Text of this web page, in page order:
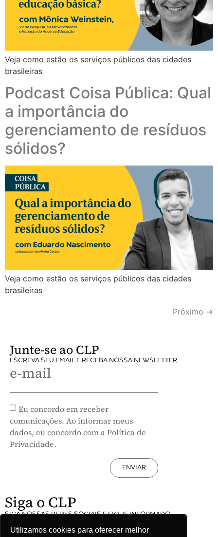
Utilizamos cookies para oferecer melhor
Veja como estão os serviços públicos das cidades
brasileiras
Podcast Coisa Pública: Qual
a importância do
gerenciamento de resíduos
sólidos?
Veja como estão os serviços públicos das cidades
brasileiras
Próximo →
Junte-se ao CLP
ESCREVA SEU EMAIL E RECEBA NOSSA NEWSLETTER
e-mail
Eu concordo em receber
comunicações. Ao informar meus
dados, eu concordo com a Política de
Privacidade.
ENVIAR
Siga o CLP
SIGA NOSSAS REDES SOCIAIS E FIQUE INFORMADO